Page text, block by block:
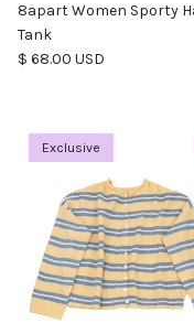
8apart Women Sporty
Tank
Precio normal
$ 68.00 USD
Exclusive